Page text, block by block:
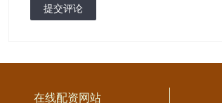
提交评论
在线配资网站